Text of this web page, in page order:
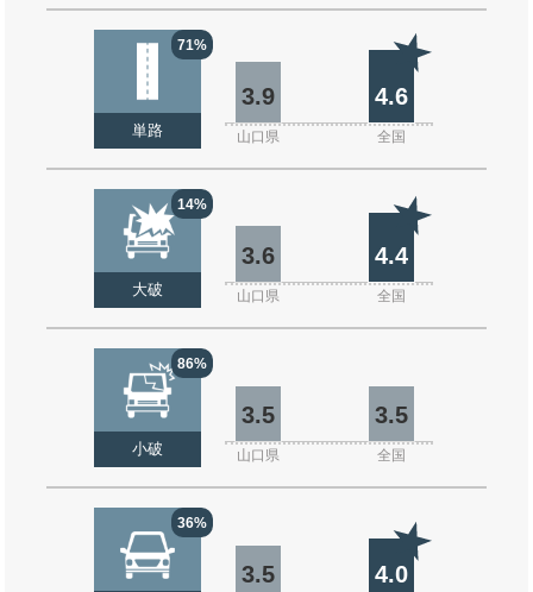
71%
単路
3.9 4.6
山口県 全国
14%
大破
3.6 4.4
山口県 全国
86%
小破
3.5 3.5
山口県 全国
36%
3.5 4.0